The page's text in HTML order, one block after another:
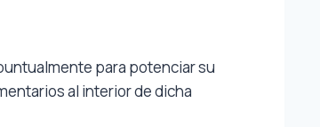
para potenciar su
al interior de dicha